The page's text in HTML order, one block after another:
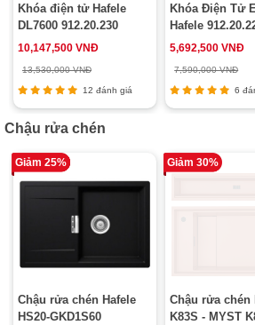
Khóa điện tử Hafele
DL7600 912.20.230
10,147,500 VNĐ
13,530,000 VNĐ
12 đánh giá
Khóa Điện Tử
Hafele
5,692,500 VNĐ
7,590,000 VNĐ
6
Chậu rửa chén
Giảm 25%
Chậu rửa chén Hafele
HS20-GKD1S60
Giảm 30%
Chậu rửa chén
K83S - MYST